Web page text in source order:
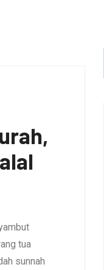
tua
sunnah